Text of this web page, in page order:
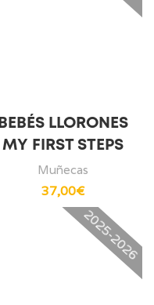
BEBÉS LLORONES
MY FIRST STEPS
Muñecas
37,00€
2025-2026